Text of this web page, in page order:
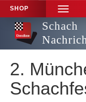
SHOP
TOGGLE
Schach
2.